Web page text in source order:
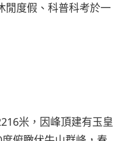
閒度假、科普科考於一
米，因峰頂建有玉皇